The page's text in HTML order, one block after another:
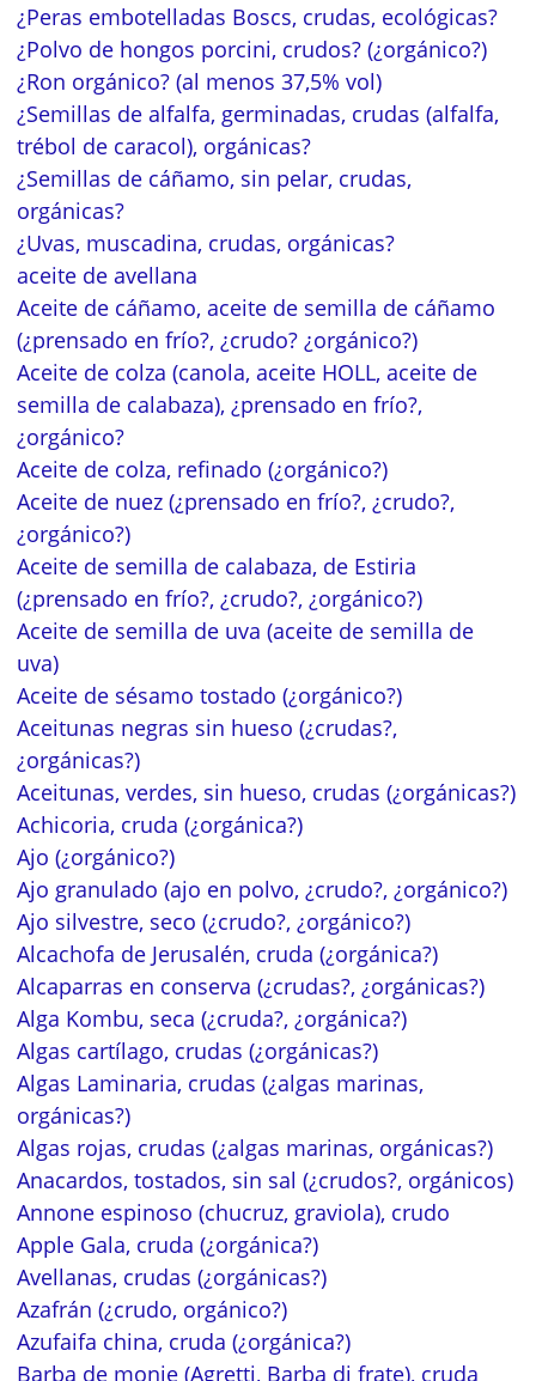
¿Peras embotelladas Boscs, crudas, ecológicas?
¿Polvo de hongos porcini, crudos? (¿orgánico?)
¿Ron orgánico? (al menos 37,5% vol)
¿Semillas de alfalfa, germinadas, crudas (alfalfa,
trébol de caracol), orgánicas?
¿Semillas de cáñamo, sin pelar, crudas,
orgánicas?
¿Uvas, muscadina, crudas, orgánicas?
aceite de avellana
Aceite de cáñamo, aceite de semilla de cáñamo
(¿prensado en frío?, ¿crudo? ¿orgánico?)
Aceite de colza (canola, aceite HOLL, aceite de
semilla de calabaza), ¿prensado en frío?,
¿orgánico?
Aceite de colza, refinado (¿orgánico?)
Aceite de nuez (¿prensado en frío?, ¿crudo?,
¿orgánico?)
Aceite de semilla de calabaza, de Estiria
(¿prensado en frío?, ¿crudo?, ¿orgánico?)
Aceite de semilla de uva (aceite de semilla de
uva)
Aceite de sésamo tostado (¿orgánico?)
Aceitunas negras sin hueso (¿crudas?,
¿orgánicas?)
Aceitunas, verdes, sin hueso, crudas (¿orgánicas?)
Achicoria, cruda (¿orgánica?)
Ajo (¿orgánico?)
Ajo granulado (ajo en polvo, ¿crudo?, ¿orgánico?)
Ajo silvestre, seco (¿crudo?, ¿orgánico?)
Alcachofa de Jerusalén, cruda (¿orgánica?)
Alcaparras en conserva (¿crudas?, ¿orgánicas?)
Alga Kombu, seca (¿cruda?, ¿orgánica?)
Algas cartílago, crudas (¿orgánicas?)
Algas Laminaria, crudas (¿algas marinas,
orgánicas?)
Algas rojas, crudas (¿algas marinas, orgánicas?)
Anacardos, tostados, sin sal (¿crudos?, orgánicos)
Annone espinoso (chucruz, graviola), crudo
Apple Gala, cruda (¿orgánica?)
Avellanas, crudas (¿orgánicas?)
Azafrán (¿crudo, orgánico?)
Azufaifa china, cruda (¿orgánica?)
Barba de monje (Agretti, Barba di frate), cruda